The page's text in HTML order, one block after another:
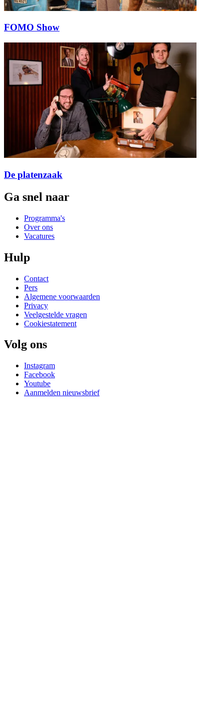
FOMO Show
De platenzaak
Ga snel naar
Programma's
Over ons
Vacatures
Hulp
Contact
Pers
Algemene voorwaarden
Privacy
Veelgestelde vragen
Cookiestatement
Volg ons
Instagram
Facebook
Youtube
Aanmelden nieuwsbrief